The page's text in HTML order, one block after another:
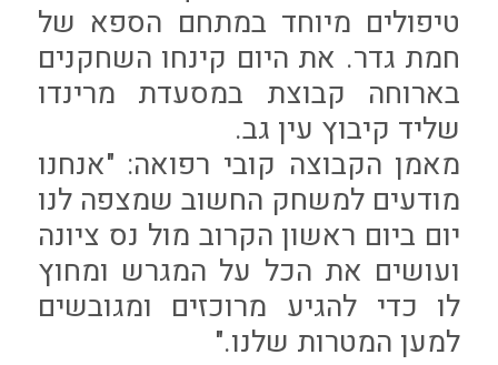
טיפולים מיוחד במתחם הספא של
חמת גדר. את היום קינחו השחקנים
בארוחה קבוצת במסעדת מרינדו
שליד קיבוץ עין גב.
מאמן הקבוצה קובי רפואה: "אנחנו
מודעים למשחק החשוב שמצפה לנו
יום ביום ראשון הקרוב מול נס ציונה
ועושים את הכל על המגרש ומחוץ
לו כדי להגיע מרוכזים ומגובשים
למען המטרות שלנו."